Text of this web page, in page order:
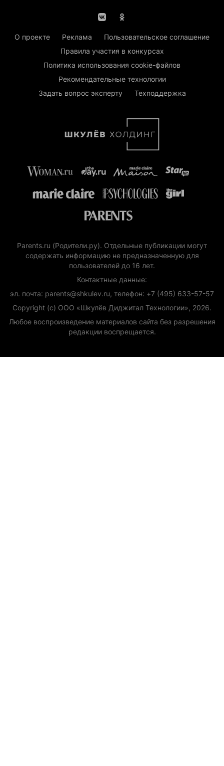
О проекте Реклама
Пользовательское соглашение
Правила участия в конкурсах
Политика использования cookie-файлов
Рекомендательные технологии
Задать вопрос эксперту
Техподдержка
Parents.ru (Родители.ру). Отдельные публикации могут
содержать информацию не предназначенную для
пользователей до 16 лет.
Контактные данные:
эл. почта: parents@shkulev.ru, телефон: +7 (495) 633-57-57
Copyright (с) ООО «Шкулёв Диджитал Технологии», 2026.
Любое воспроизведение материалов сайта без разрешения
редакции воспрещается.